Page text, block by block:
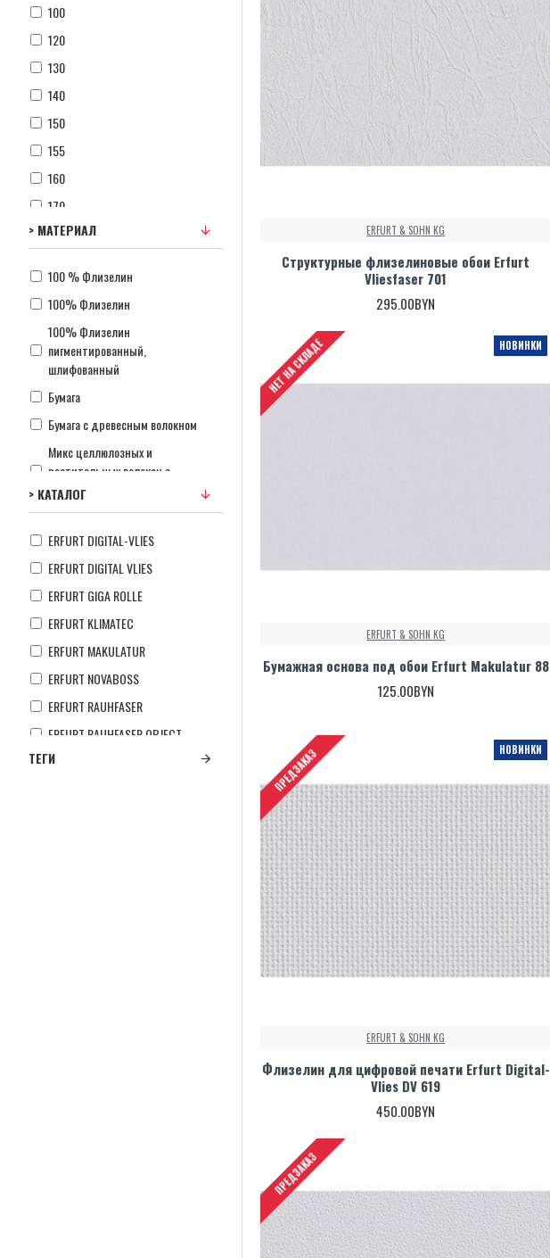
100
120
130
140
150
155
160
170
180
500
600
> МАТЕРИАЛ
100 % Флизелин
100% Флизелин
100% Флизелин
пигментированный,
шлифованный
Бумага
Бумага с древесным волокном
Микс целлюлозных и
растительных волокон с
древесным волокном
Флизелин
> КАТАЛОГ
ERFURT DIGITAL-VLIES
ERFURT DIGITAL VLIES
ERFURT GIGA ROLLE
ERFURT KLIMATEC
ERFURT MAKULATUR
ERFURT NOVABOSS
ERFURT RAUHFASER
ERFURT RAUHFASER OBJECT
ERFURT VARIOVLIES
ТЕГИ
ERFURT & SOHN KG
Структурные флизелиновые обои Erfurt
Vliesfaser 701
295.00BYN
НОВИНКИ
НЕТ НА СКЛАДЕ
ERFURT & SOHN KG
Бумажная основа под обои Erfurt Makulatur 88
125.00BYN
НОВИНКИ
ПРЕДЗАКАЗ
ERFURT & SOHN KG
Флизелин для цифровой печати Erfurt Digital-
Vlies DV 619
450.00BYN
ПРЕДЗАКАЗ